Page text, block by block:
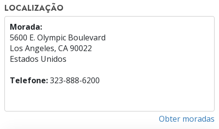
LOCALIZAÇÃO
Morada:
5600 E. Olympic Boulevard
Los Angeles, CA 90022
Estados Unidos
Telefone:323-888-6200
Obter moradas